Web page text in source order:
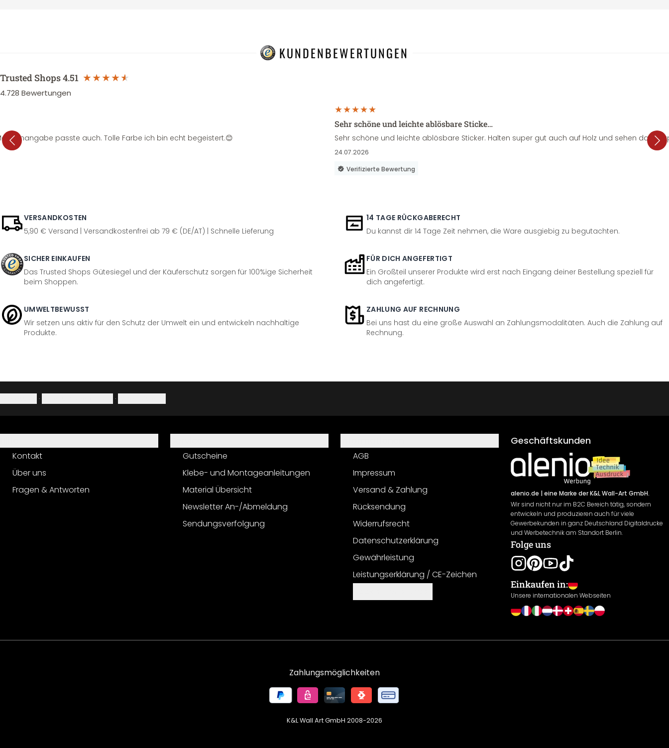
KUNDENBEWERTUNGEN
Trusted Shops4.51
4.728 Bewertungen
passte auch. Tolle Farbe ich bin echt begeistert.😊
Sehr schöne und leichte ablösbare Sticke…
Sehr schöne und leichte ablösbare Sticker. Halten super gut auch auf Holz und sehen dazu
24.07.2026
Verifizierte Bewertung
VERSANDKOSTEN
5,90 € Versand | Versandkostenfrei ab 79 € (DE/AT) | Schnelle Lieferung
14 TAGE RÜCKGABERECHT
Du kannst dir 14 Tage Zeit nehmen, die Ware ausgiebig zu begutachten.
SICHER EINKAUFEN
Das Trusted Shops Gütesiegel und der Käuferschutz sorgen für 100%ige Sicherheit
beim Shoppen.
FÜR DICH ANGEFERTIGT
Ein Großteil unserer Produkte wird erst nach Eingang deiner Bestellung speziell für
dich angefertigt.
UMWELTBEWUSST
Wir setzen uns aktiv für den Schutz der Umwelt ein und entwickeln nachhaltige
Produkte.
ZAHLUNG AUF RECHNUNG
Bei uns hast du eine große Auswahl an Zahlungsmodalitäten. Auch die Zahlung auf
Rechnung.
· ·
Kontakt
Über uns
Fragen & Antworten
Gutscheine
Klebe- und Montageanleitungen
Material Übersicht
Newsletter An-/Abmeldung
Sendungsverfolgung
AGB
Impressum
Versand & Zahlung
Rücksendung
Widerrufsrecht
Datenschutzerklärung
Gewährleistung
Leistungserklärung / CE-Zeichen
Geschäftskunden
alenio.de | eine Marke der K&L Wall-Art GmbH.
Wir sind nicht nur im B2C Bereich tätig, sondern
entwickeln und produzieren auch für viele
Gewerbekunden in ganz Deutschland Digitaldrucke
und Werbetechnik am Standort Berlin.
Folge uns
Einkaufen in:
Unsere internationalen Webseiten
Zahlungsmöglichkeiten
K&L Wall Art GmbH 2008-2026